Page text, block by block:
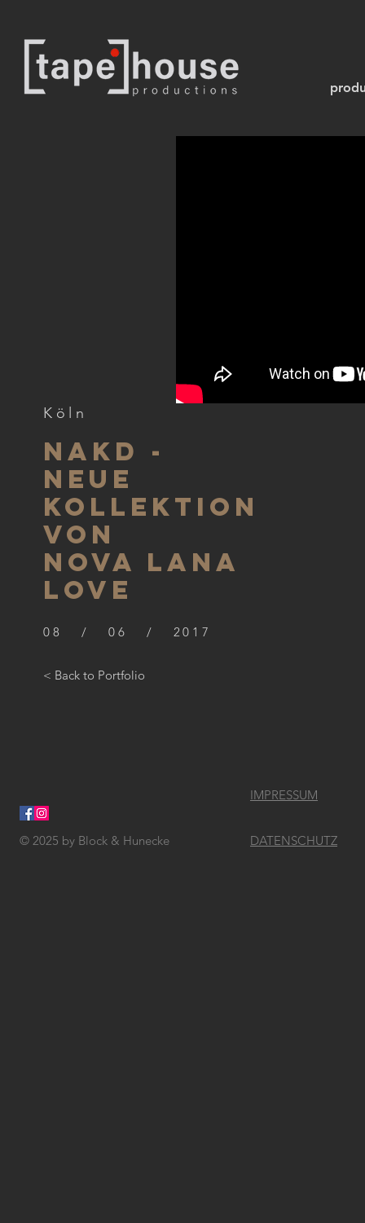
Köln
NAKD -
NEUE
KOLLEKTion
von
nova lana
love
08 / 06 / 2017
< Back to Portfolio
© 2025 by Block & Hunecke
IMPRESSUM
DATENSCHUTZ